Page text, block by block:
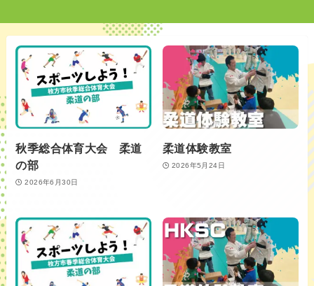
秋季総合体育大会 柔道
の部
2026年6月30日
柔道体験教室
2026年5月24日